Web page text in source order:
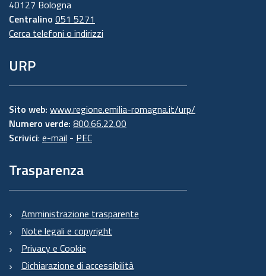
40127 Bologna
Centralino 051 5271
Cerca telefoni o indirizzi
URP
Sito web: www.regione.emilia-romagna.it/urp/
Numero verde: 800.66.22.00
Scrivici: e-mail - PEC
Trasparenza
Amministrazione trasparente
Note legali e copyright
Privacy e Cookie
Dichiarazione di accessibilità